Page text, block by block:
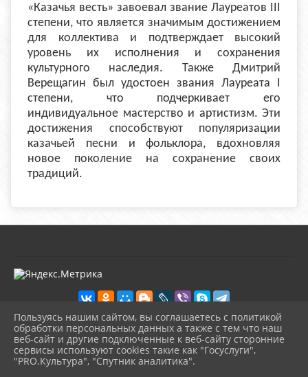
«Казачья весть» завоевал звание Лауреатов III
степени, что является значимым достижением
для коллектива и подтверждает высокий
уровень их исполнения и сохранения
культурного наследия. Также Дмитрий
Верещагин был удостоен звания Лауреата I
степени, что подчеркивает его
индивидуальное мастерство и артистизм. Эти
достижения способствуют популяризации
казачьей песни и фольклора, вдохновляя
новое поколение на сохранение своих
традиций.
2026 г. kultura-uvat.ru
Вход
Карта сайта
Пользуясь нашим сайтом, вы соглашаетесь с политикой
обработки персональных данных а также с тем что наш
веб-сайт и другие подключенные к веб-сайту сторонние
сервисы используют cookies такие как "Госуслуги",
"PRO.Культура", "Спутник аналитика".